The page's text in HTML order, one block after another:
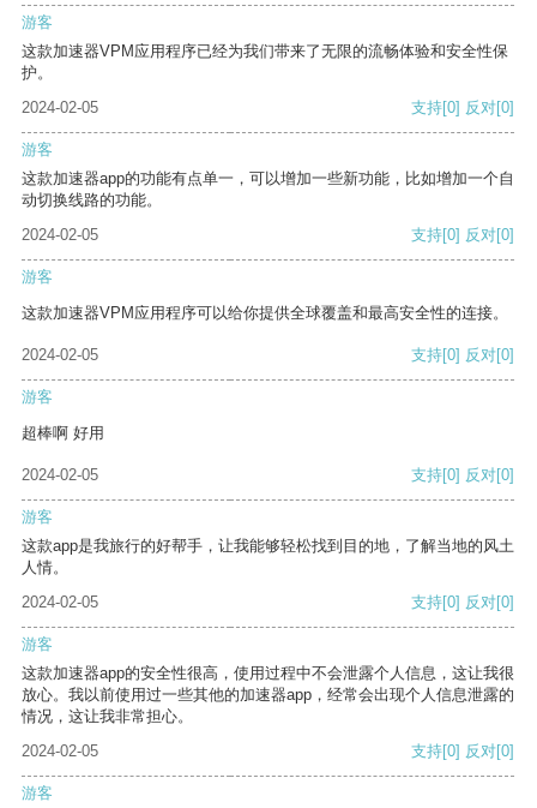
游客
这款加速器VPM应用程序已经为我们带来了无限的流畅体验和安全性保
护。
2024-02-05
支持[0] 反对[0]
游客
这款加速器app的功能有点单一，可以增加一些新功能，比如增加一个自
动切换线路的功能。
2024-02-05
支持[0] 反对[0]
游客
这款加速器VPM应用程序可以给你提供全球覆盖和最高安全性的连接。
2024-02-05 支持[0] 反对[0]
游客
超棒啊 好用
2024-02-05 支持[0] 反对[0]
游客
这款app是我旅行的好帮手，让我能够轻松找到目的地，了解当地的风土
人情。
2024-02-05
支持[0] 反对[0]
游客
这款加速器app的安全性很高，使用过程中不会泄露个人信息，这让我很
放心。我以前使用过一些其他的加速器app，经常会出现个人信息泄露的
情况，这让我非常担心。
2024-02-05
支持[0] 反对[0]
游客